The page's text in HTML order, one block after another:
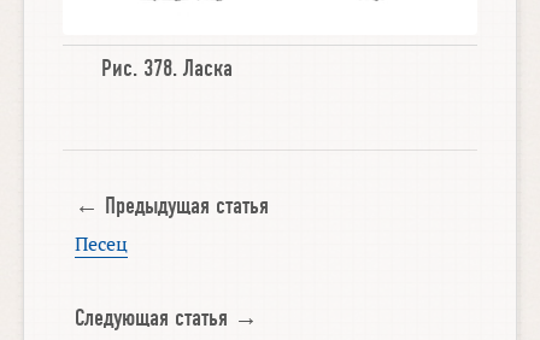
Рис. 378.Ласка
← Предыдущая статья
Песец
Следующая статья →